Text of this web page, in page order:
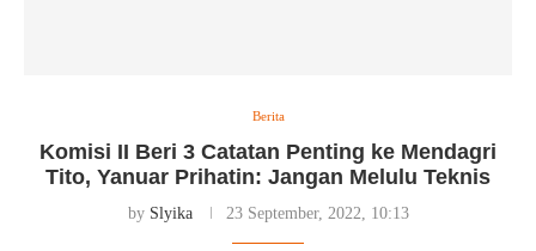
Berita
Komisi II Beri 3 Catatan Penting ke Mendagri
Tito, Yanuar Prihatin: Jangan Melulu Teknis
by Slyika 23 September, 2022, 10:13